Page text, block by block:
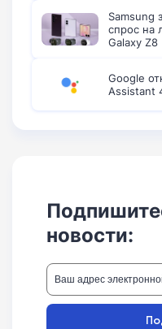
Samsung
спрос на
Galaxy Z8
Google
Assistant
новости: